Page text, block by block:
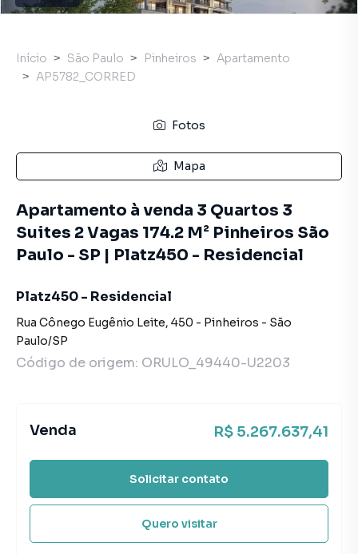
Início São Paulo Pinheiros
Apartamento
AP5782_CORRED
Fotos
Mapa
Apartamento à venda 3 Quartos 3
Suites 2 Vagas 174.2 M² Pinheiros São
Paulo - SP | Platz450 - Residencial
Platz450 - Residencial
Rua Cônego Eugênio Leite, 450 - Pinheiros - São
Paulo/SP
Código de origem: ORULO_49440-U2203
Venda R$ 5.267.637,41
Solicitar contato
Quero visitar